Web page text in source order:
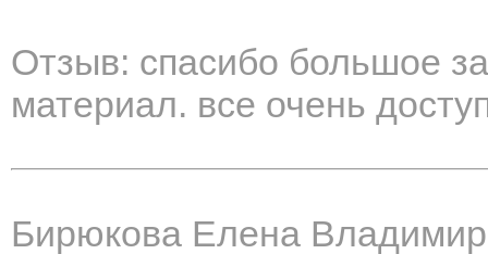
Отзыв: спасибо большое
материал. все очень
Бирюкова Елена